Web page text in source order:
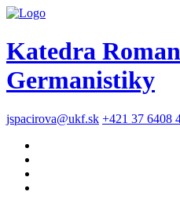
Katedra
Germanistiky
jspacirova@ukf.sk +421 37 6408